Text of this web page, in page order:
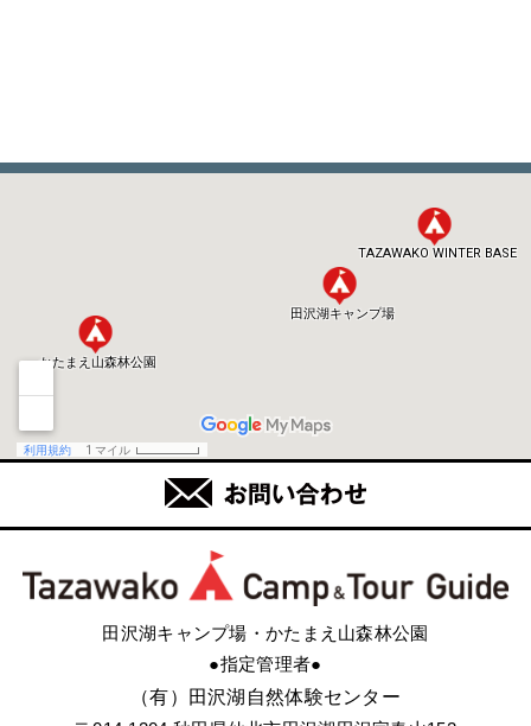
田沢湖キャンプ場・かたまえ山森林公園
●指定管理者●
（有）田沢湖自然体験センター